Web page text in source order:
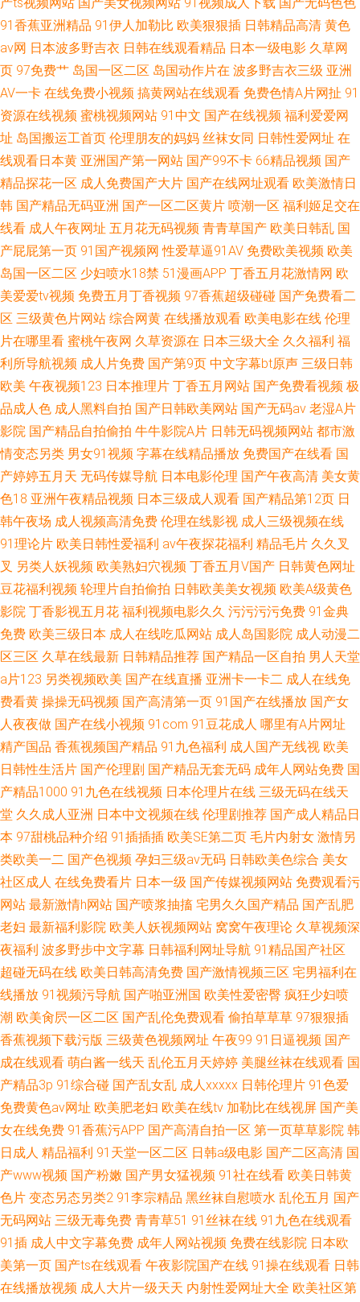
91香蕉亚洲精品 91伊人加勒比 欧美狠狠插 日韩精品高清 黄色
av网 日本波多野吉衣 日韩在线观看精品 日本一级电影 久草网
页 97免费艹 岛国一区二区 岛国动作片在 波多野吉衣三级 亚洲
AV一卡 在线免费小视频 搞黄网站在线观看 免费色情A片网扯 91
资源在线视频 蜜桃视频网站 91中文 国产在线视频 福利爱爱网
址 岛国搬运工首页 伦理朋友的妈妈 丝袜女同 日韩性爱网址 在
线观看日本黄 亚洲国产第一网站 国产99不卡 66精品视频 国产
精品探花一区 成人免费国产大片 国产在线网址观看 欧美激情日
韩 国产精品无码亚洲 国产一区二区黄片 喷潮一区 福利姬足交在
线看 成人午夜网址 五月花无码视频 青青草国产 欧美日韩乱 国
产屁屁第一页 91国产视频网 性爱草逼91AV 免费欧美视频 欧美
岛国一区二区 少妇喷水18禁 51漫画APP 丁香五月花激情网 欧
美爱爱tv视频 免费五月丁香视频 97香蕉超级碰碰 国产免费看二
区 三级黄色片网站 综合网黄 在线播放观看 欧美电影在线 伦理
片在哪里看 蜜桃午夜网 久草资源在 日本三级大全 久久福利 福
利所导航视频 成人片免费 国产第9页 中文字幕bt原声 三级日韩
欧美 午夜视频123 日本推理片 丁香五月网站 国产免费看视频 极
品成人色 成人黑料自拍 国产日韩欧美网站 国产无码av 老湿A片
影院 国产精品自拍偷拍 牛牛影院A片 日韩无码视频网站 都市激
情变态另类 男女91视频 字幕在线精品播放 免费国产在线看 国
产婷婷五月天 无码传媒导航 日本电影伦理 国产午夜高清 美女黄
色18 亚洲午夜精品视频 日本三级成人观看 国产精品第12页 日
韩午夜场 成人视频高清免费 伦理在线影视 成人三级视频在线
91理论片 欧美日韩性爱福利 av午夜探花福利 精品毛片 久久叉
叉 另类人妖视频 欧美熟妇穴视频 丁香五月V国产 日韩黄色网址
豆花福利视频 轮理片自拍偷拍 日韩欧美美女视频 欧美A级黄色
影院 丁香影视五月花 福利视频电影久久 污污污污免费 91金典
免费 欧美三级日本 成人在线吃瓜网站 成人岛国影院 成人动漫二
区三区 久草在线最新 日韩精品推荐 国产精品一区自拍 男人天堂
a片123 另类视频欧美 国产在线直播 亚洲卡一卡二 成人在线免
费看黄 操操无码视频 国产高清第一页 91国产在线播放 国产女
人夜夜做 国产在线小视频 91com 91豆花成人 哪里有A片网址
精产国品 香蕉视频国产精品 91九色福利 成人国产无线视 欧美
日韩性生活片 国产伦理剧 国产精品无套无码 成年人网站免费 国
产精品1000 91九色在线视频 日本伦理片在线 三级无码在线天
堂 久久成人亚洲 日本中文视频在线 伦理剧推荐 国产成人精品日
本 97甜桃品种介绍 91插插插 欧美SE第二页 毛片内射女 激情另
类欧美一二 国产色视频 孕妇三级av无码 日韩欧美色综合 美女
社区成人 在线免费看片 日本一级 国产传媒视频网站 免费观看污
网站 最新激情h网站 国产喷浆抽搐 宅男久久国产精品 国产乱肥
老妇 最新福利影院 欧美人妖视频网站 窝窝午夜理论 久草视频深
夜福利 波多野步中文字幕 日韩福利网址导航 91精品国产社区
超碰无码在线 欧美日韩高清免费 国产激情视频三区 宅男福利在
线播放 91视频污导航 国产啪亚洲国 欧美性爱密臀 疯狂少妇喷
潮 欧美肏屄一区二区 国产乱伦免费观看 偷拍草草草 97狠狠插
香蕉视频下载污版 三级黄色视频网址 午夜99 91日逼视频 国产
成在线观看 萌白酱一线天 乱伦五月天婷婷 美腿丝袜在线观看 国
产精品3p 91综合碰 国产乱女乱 成人xxxxx 日韩伦理片 91色爱
免费黄色av网址 欧美肥老妇 欧美在线tv 加勒比在线视屏 国产美
女在线免费 91香蕉污APP 国产高清自拍一区 第一页草草影院 韩
日成人 精品福利 91天堂一区二区 日韩a级电影 国产二区高清 国
产www视频 国产粉嫩 国产男女猛视频 91社在线看 欧美日韩黄
色片 变态另态另类2 91李宗精品 黑丝袜自慰喷水 乱伦五月 国产
无码网站 三级无毒免费 青青草51 91丝袜在线 91九色在线观看
91插 成人中文字幕免费 成年人网站视频 免费在线影院 日本欧
美第一页 国产ts在线观看 午夜影院国产在线 91操在线观看 日韩
在线播放视频 成人大片一级天天 内射性爱网址大全 欧美社区第